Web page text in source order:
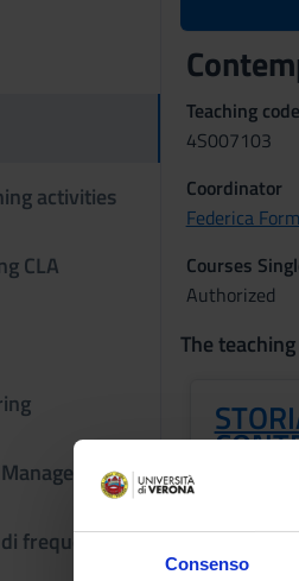
Consenso
activities
CLA
frequenza
Teaching code
4S007103
Coordinator
Federica
Courses
Authorized
The
Academic